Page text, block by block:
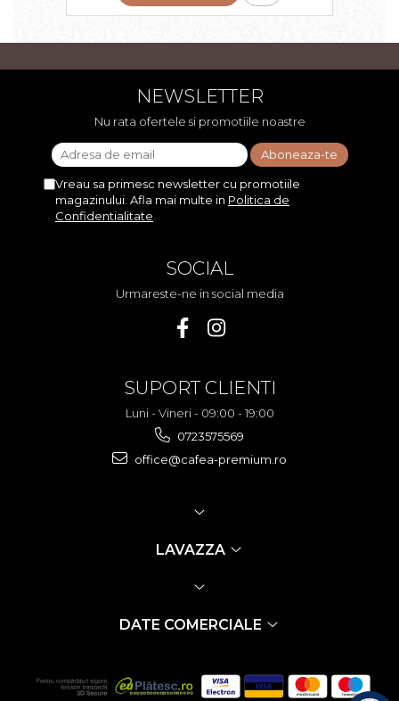
NEWSLETTER
Nu rata ofertele si promotiile noastre
Vreau sa primesc newsletter cu promotiile
magazinului. Afla mai multe in Politica de
Confidentialitate
SOCIAL
Urmareste-ne in social media
SUPORT CLIENTI
Luni - Vineri - 09:00 - 19:00
0723575569
office@cafea-premium.ro
LAVAZZA
DATE COMERCIALE